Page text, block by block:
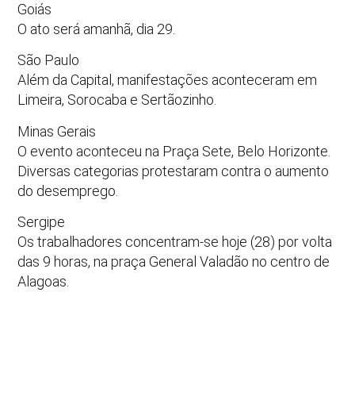
Goiás
O ato será amanhã, dia 29.
São Paulo
Além da Capital, manifestações aconteceram em
Limeira, Sorocaba e Sertãozinho.
Minas Gerais
O evento aconteceu na Praça Sete, Belo Horizonte.
Diversas categorias protestaram contra o aumento
do desemprego.
Sergipe
Os trabalhadores concentram-se hoje (28) por volta
das 9 horas, na praça General Valadão no centro de
Alagoas.